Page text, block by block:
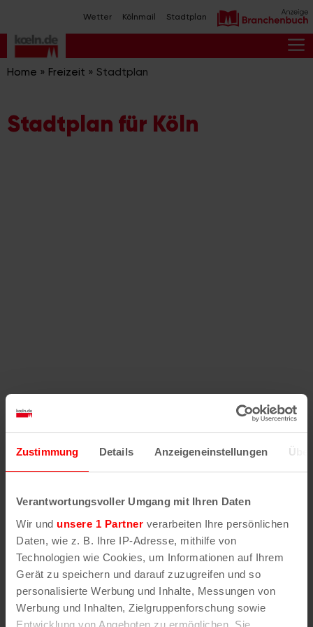
Zustimmung Details Anzeigeneinstellungen
Verantwortungsvoller Umgang mit Ihren Daten
Wir und unsere 1 Partner verarbeiten Ihre persönlichen
Daten, wie z. B. Ihre IP-Adresse, mithilfe von
Technologien wie Cookies, um Informationen auf Ihrem
Gerät zu speichern und darauf zuzugreifen und so
personalisierte Werbung und Inhalte, Messungen von
Werbung und Inhalten, Zielgruppenforschung sowie
Entwicklung von Angeboten zu ermöglichen. Sie
Inhalt
springen
Wetter Kölnmail Stadtplan
Home » Freizeit » Stadtplan
Stadtplan für Köln
Fehler/Problem melden
Darstellung des RVR-Kartenwerks
Stadtplanwerk
erhältst Du unsere koeln.de-Karte mit vielen
weiteren Details wie z.B. Hausnummern.
Unser Stadtplan basiert auf Daten des
OpenStreetMap
-Projekts (
© OpenStreetMap
Mitwirkende
) und von OpenCycleMap.org